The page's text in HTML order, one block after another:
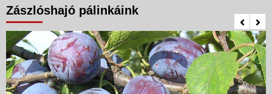
Zászlóshajó pálinkáink